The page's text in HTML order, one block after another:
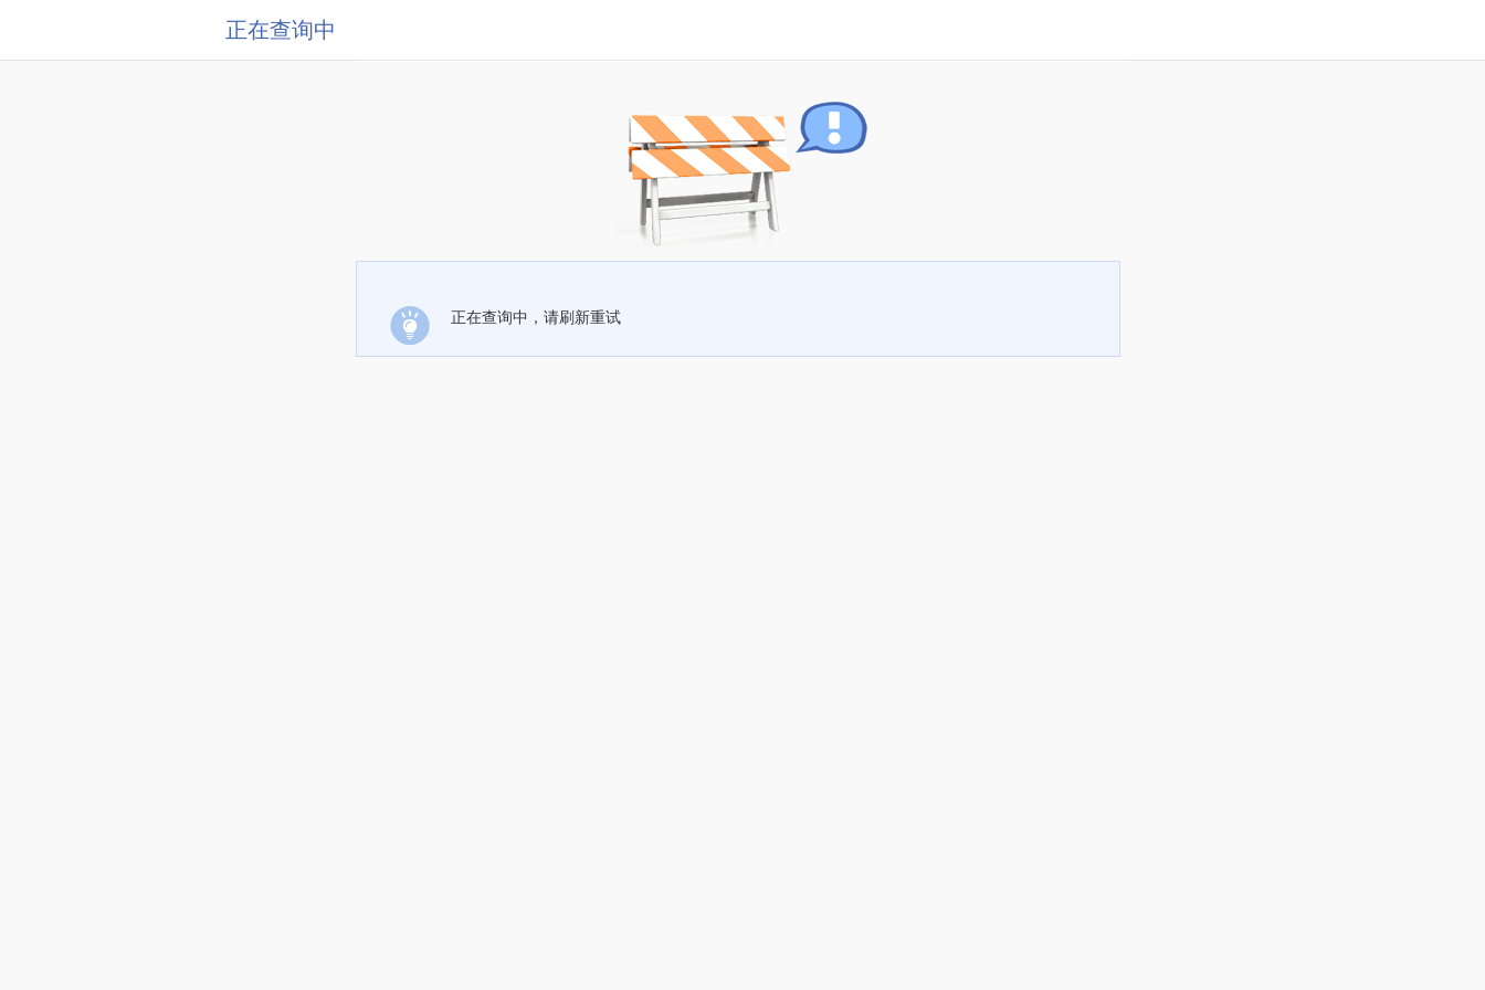
正在查询中
正在查询中，请刷新重试